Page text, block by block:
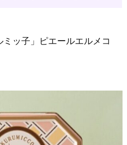
ミッ子」ピエールエルメコ